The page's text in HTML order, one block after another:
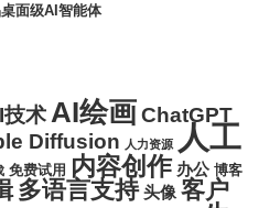
面级AI智能体
术AI绘画ChatGPT
Diffusion 人力资源 人工
免费试用 内容创作 办公 博客
多语言支持 头像 客户